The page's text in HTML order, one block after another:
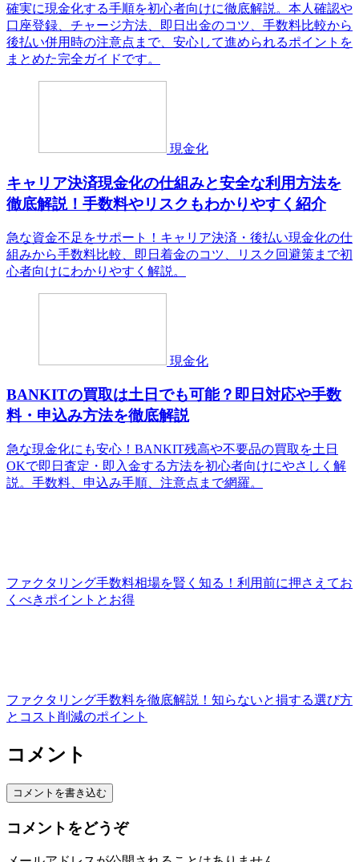
確実に現金化する手順を初心者向けに徹底解説。本人確認や
口座登録、チャージ方法、即日出金のコツ、手数料比較から
後払い併用時の注意点まで、安心して進められるポイントを
まとめた完全ガイドです。
現金化
キャリア決済現金化の仕組みと安全な利用方法を
徹底解説！手数料やリスクもわかりやすく紹介
急な資金不足をサポート！キャリア決済・後払い現金化の仕
組みから手数料比較、即日着金のコツ、リスク回避策まで初
心者向けにわかりやすく解説。
現金化
BANKITの買取は土日でも可能？即日対応や手数
料・申込み方法を徹底解説
急な現金化にも安心！BANKIT残高や不要品の買取を土日
OKで即日査定・即入金する方法を初心者向けにやさしく解
説。手数料、申込み手順、注意点まで網羅。
ファクタリング手数料相場を賢く知る！利用前に押さえてお
くべきポイントとお得
ファクタリング手数料を徹底解説！知らないと損する選び方
とコスト削減のポイント
コメント
コメントを書き込む
コメントをどうぞ